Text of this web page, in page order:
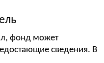
фонд может
сведения. В